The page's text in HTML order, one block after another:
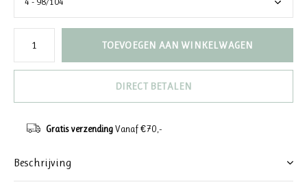
TOEVOEGEN AAN WINKELWAGEN
DIRECT BETALEN
Gratis verzendingVanaf €70,-
Beschrijving